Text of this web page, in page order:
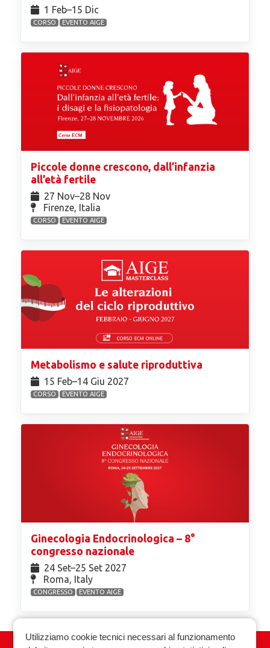
1 Feb⁠–15 Dic
CORSO EVENTO AIGE
Piccole donne crescono, dall’infanzia
all’età fertile
27 Nov⁠–28 Nov
Firenze, Italia
CORSO EVENTO AIGE
Metabolismo e salute riproduttiva
15 Feb⁠–14 Giu 2027
CORSO EVENTO AIGE
Ginecologia Endocrinologica – 8°
congresso nazionale
24 Set⁠–25 Set 2027
Roma, Italy
CONGRESSO EVENTO AIGE
Utilizziamo cookie tecnici necessari al funzionamento